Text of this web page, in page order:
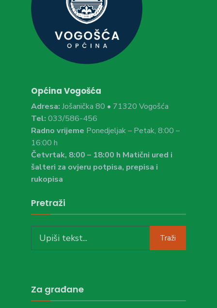
Općina Vogošća
Adresa: Jošanička 80 • 71320 Vogošća
Tel: 033/586-456
Radno vrijeme Ponedjeljak – Petak, 8:00 –
16:00 h
Četvrtak, 8:00 – 18:00 h Matični ured i
šalteri za ovjeru potpisa, prepisa i
rukopisa
Pretraži
Traži
Za građane